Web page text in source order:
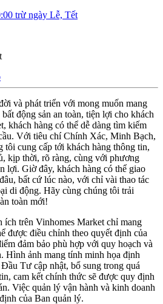
trừ ngày Lễ, Tết
và phát triển với mong muốn mang
động sản an toàn, tiện lợi cho khách
khách hàng có thể dễ dàng tìm kiếm
Với tiêu chí Chính Xác, Minh Bạch,
cung cấp tới khách hàng thông tin,
kịp thời, rõ ràng, cùng với phương
lợi. Giờ đây, khách hàng có thể giao
bất cứ lúc nào, với chỉ vài thao tác
di động. Hãy cùng chúng tôi trải
toàn mới!
ích trên Vinhomes Market chỉ mang
được điều chỉnh theo quyết định của
đảm bảo phù hợp với quy hoạch và
Hình ảnh mang tính minh họa định
Tư cập nhật, bổ sung trong quá
cam kết chính thức sẽ được quy định
Việc quản lý vận hành và kinh doanh
của Ban quản lý.